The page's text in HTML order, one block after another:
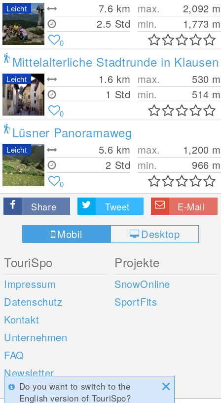
7.6 km
2.5 Std
max. 2,092 m
min.
1,773 m
Leicht
0
Mittelalterliche Stadtrunde in Klausen
1.6 km
1 Std
max. 530 m
min.
514 m
Leicht
0
Lüsner Panoramaweg
5.6 km
2 Std
max. 1,200 m
min.
966 m
Leicht
0
Share Tweet E-Mail
Mobil Desktop
TouriSpo
Impressum
Datenschutz
Kontakt
Unternehmen
FAQ
Newsletter
Umfragen
Projekte
SnowOnline
SportFits
Do you want to switch to the
English version of TouriSpo?